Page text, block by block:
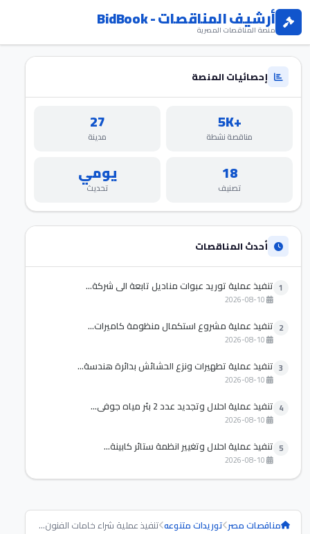
أرشيف المناقصات - BidBook
منصة المناقصات المصرية
إحصائيات المنصة
+5K
مناقصة نشطة
27
مدينة
18
تصنيف
يومي
تحديث
أحدث المناقصات
1 تنفيذ عملية توريد عبوات مناديل تابعة الي شركة...
2 تنفيذ عملية مشروع استكمال منظومة كاميرات...
3 تنفيذ عملية تطهيرات ونزع الحشائش بدائرة هندسة...
4 تنفيذ عملية احلال وتجديد عدد 2 بئر مياه جوفي...
5 تنفيذ عملية احلال وتغيير انظمة ستائر كابينة...
مناقصات مصر توريدات متنوعه تنفيذ عملية شراء خامات الفنون...